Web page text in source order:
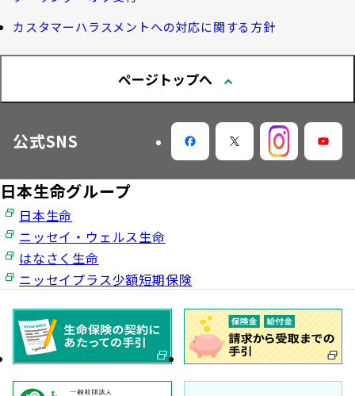
大樹らいふ倶楽部紹介
カスタマーハラスメントへの対応に関する方針
ページトップへ
公式SNS
日本生命グループ
日本生命
ニッセイ・ウェルス生命
はなさく生命
ニッセイプラス少額短期保険